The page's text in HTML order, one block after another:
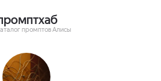
промптов Алисы